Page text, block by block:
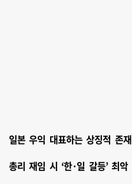
일본 우익 대표하는 상징적 존재
총리 재임 시 ‘한·일 갈등’ 최악